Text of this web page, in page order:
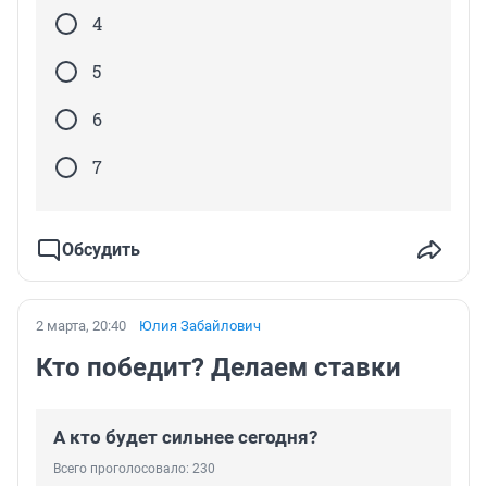
4
5
6
7
Обсудить
2 марта, 20:40 Юлия Забайлович
Кто победит? Делаем ставки
А кто будет сильнее сегодня?
Всего проголосовало: 230